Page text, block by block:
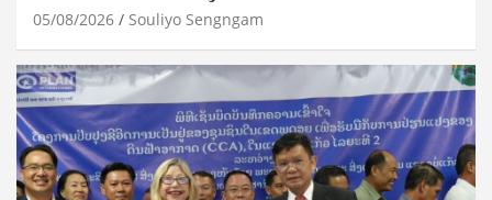
05/08/2026 Souliyo Sengngam